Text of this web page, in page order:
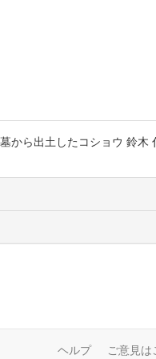
から出土したコショウ 鈴木
ヘルプ ご意見は